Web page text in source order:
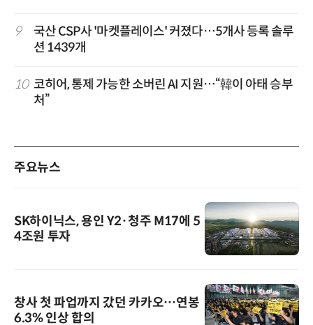
9
국산 CSP사 '마켓플레이스' 커졌다…5개사 등록 솔루
션 1439개
10 코히어, 통제 가능한 소버린 AI 지원…“韓이 아태 승부
처”
주요뉴스
SK하이닉스, 용인 Y2·청주 M17에 5
4조원 투자
창사 첫 파업까지 갔던 카카오…연봉
6.3% 인상 합의